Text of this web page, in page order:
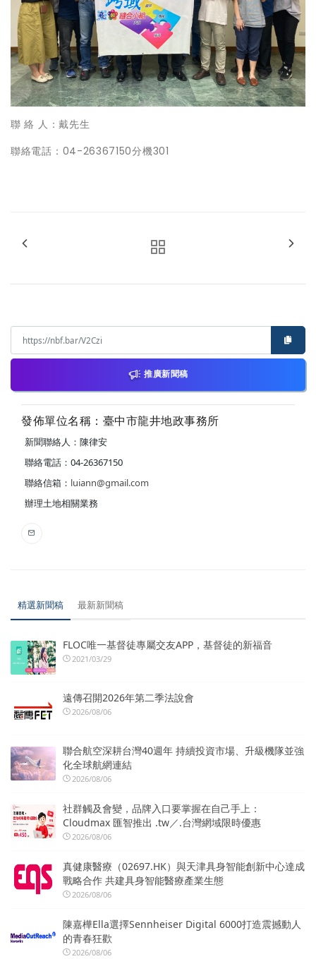
聯 絡 人：戴先生
聯絡電話：04-26367150分機301
推廣新聞稿
發佈單位名稱：臺中市龍井地政事務所
新聞聯絡人：陳律安
聯絡電話：04-26367150
聯絡信箱： luiann@gmail.com
辦理土地相關業務
精選新聞稿 最新新聞稿
FLOC唯一基督徒專屬交友APP，基督徒的新福音
2021/03/29
遠傳召開2026年第二季法說會
2026/08/06
聯合航空深耕台灣40週年 持續投資市場、升級機隊並強
化全球航網連結
2026/08/06
社群觸及會變，品牌入口要掌握在自己手上：
Cloudmax 匯智推出 .tw／.台灣網域限時優惠
2026/08/06
真健康醫療（02697.HK）與天津具身智能創新中心達成
戰略合作 共建具身智能醫療產業生態
2026/08/06
陳嘉樺Ella選擇Sennheiser Digital 6000打造震撼動人
的青春狂歡
2026/08/06